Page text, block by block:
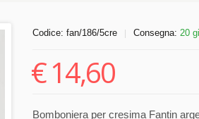
Codice: fan/186/5cre Consegna: 20
€14,60
Bomboniera per cresima Fantin